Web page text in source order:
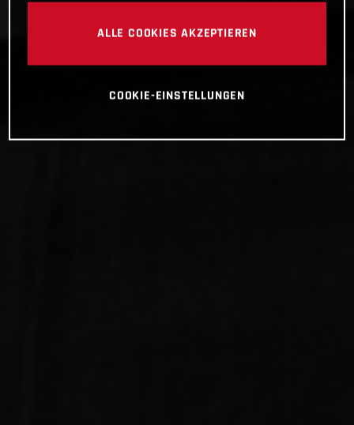
ALLE COOKIES AKZEPTIEREN
COOKIE-EINSTELLUNGEN